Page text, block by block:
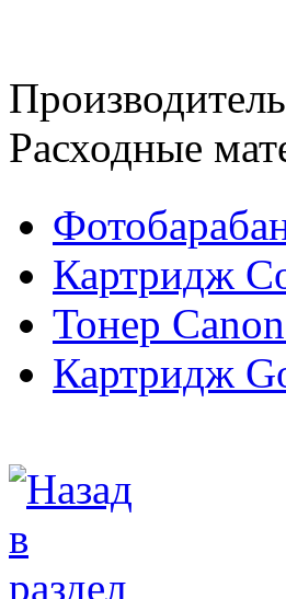
Расходные
Картридж
Тонер
Картридж